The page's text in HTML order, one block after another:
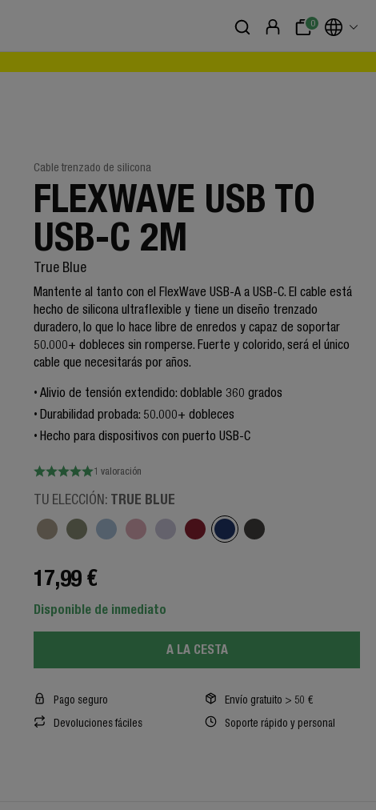
0
Cable trenzado de silicona
FLEXWAVE USB TO
USB-C 2M
True Blue
Mantente al tanto con el FlexWave USB-A a USB-C. El cable está
hecho de silicona ultraflexible y tiene un diseño trenzado
duradero, lo que lo hace libre de enredos y capaz de soportar
50.000+ dobleces sin romperse. Fuerte y colorido, será el único
cable que necesitarás por años.
Alivio de tensión extendido: doblable 360 grados
Durabilidad probada: 50.000+ dobleces
Hecho para dispositivos con puerto USB-C
1 valoración
TU ELECCIÓN: TRUE BLUE
17,99 €
Disponible de inmediato
A LA CESTA
Pago seguro
Envío gratuito > 50 €
Devoluciones fáciles
Soporte rápido y personal